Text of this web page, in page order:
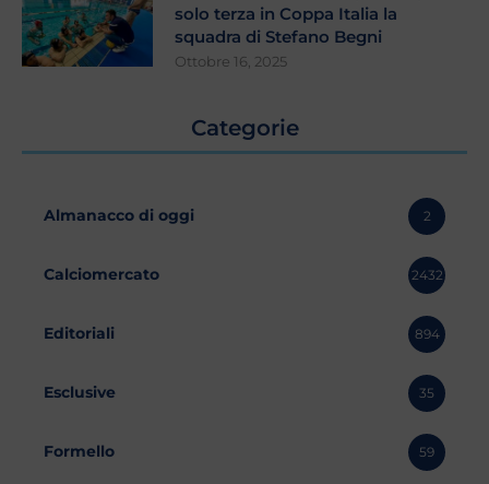
solo terza in Coppa Italia la
squadra di Stefano Begni
Ottobre 16, 2025
Categorie
Almanacco di oggi 2
Calciomercato 2432
Editoriali 894
Esclusive 35
Formello 59